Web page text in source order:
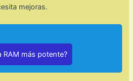
mejoras.
RAM más potente?